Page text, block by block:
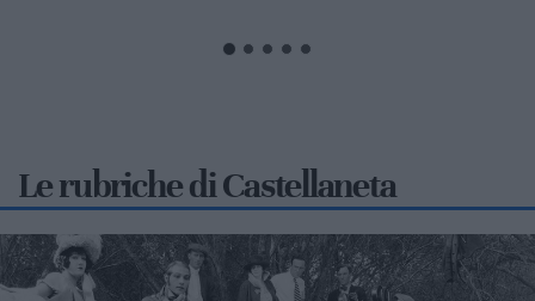
Le rubriche di Castellaneta